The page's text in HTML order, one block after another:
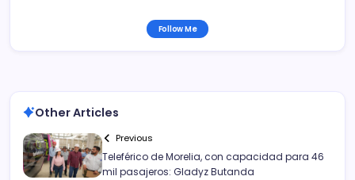
Follow Me
Other Articles
Previous
Teleférico de Morelia, con capacidad para 46
mil pasajeros: Gladyz Butanda